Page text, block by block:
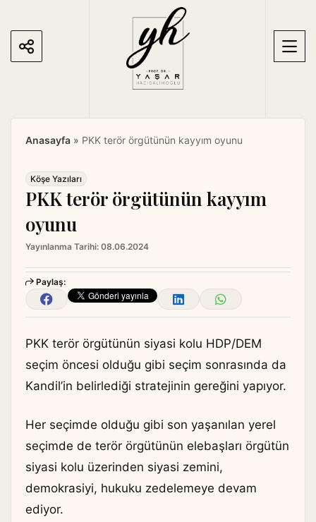
Anasayfa » PKK terör örgütünün kayyım oyunu
Köşe Yazıları
PKK terör örgütünün kayyım
oyunu
Yayınlanma Tarihi: 08.06.2024
Paylaş:
PKK terör örgütünün siyasi kolu HDP/DEM
seçim öncesi olduğu gibi seçim sonrasında da
Kandil’in belirlediği stratejinin gereğini yapıyor.
Her seçimde olduğu gibi son yaşanılan yerel
seçimde de terör örgütünün elebaşları örgütün
siyasi kolu üzerinden siyasi zemini,
demokrasiyi, hukuku zedelemeye devam
ediyor.